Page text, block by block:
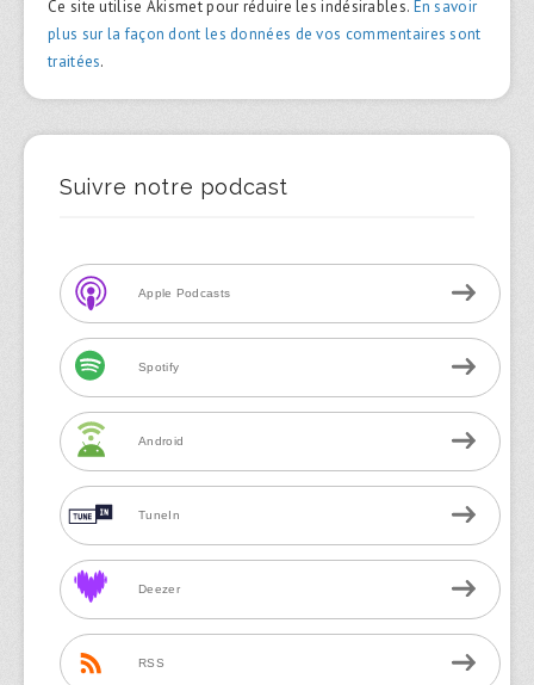
Ce site utilise Akismet pour réduire les indésirables. En savoir
plus sur la façon dont les données de vos commentaires sont
traitées.
Suivre notre podcast
Apple Podcasts
Spotify
Android
TuneIn
Deezer
RSS